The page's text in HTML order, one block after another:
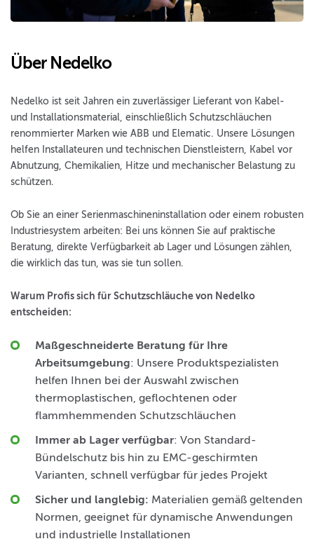
Über Nedelko
Nedelko ist seit Jahren ein zuverlässiger Lieferant von Kabel-
und Installationsmaterial, einschließlich Schutzschläuchen
renommierter Marken wie ABB und Elematic. Unsere Lösungen
helfen Installateuren und technischen Dienstleistern, Kabel vor
Abnutzung, Chemikalien, Hitze und mechanischer Belastung zu
schützen.
Ob Sie an einer Serienmaschineninstallation oder einem robusten
Industriesystem arbeiten: Bei uns können Sie auf praktische
Beratung, direkte Verfügbarkeit ab Lager und Lösungen zählen,
die wirklich das tun, was sie tun sollen.
Warum Profis sich für Schutzschläuche von Nedelko
entscheiden:
Maßgeschneiderte Beratung für Ihre
Arbeitsumgebung: Unsere Produktspezialisten
helfen Ihnen bei der Auswahl zwischen
thermoplastischen, geflochtenen oder
flammhemmenden Schutzschläuchen
Immer ab Lager verfügbar: Von Standard-
Bündelschutz bis hin zu EMC-geschirmten
Varianten, schnell verfügbar für jedes Projekt
Sicher und langlebig: Materialien gemäß geltenden
Normen, geeignet für dynamische Anwendungen
und industrielle Installationen